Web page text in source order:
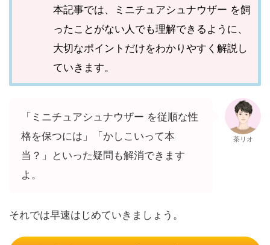
本記事では、ミニチュアシュナウザー を飼
ったことがない人でも理解できるように、
大切なポイントだけをわかりやすく解説し
ていきます。
「ミニチュアシュナウザー を従順な性
格を保つには」「かしこいって本
当？」といった疑問も解消できます
よ。
茶リオ
それでは早速はじめていきましょう。